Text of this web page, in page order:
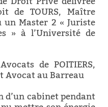
de TOURS, Maître
un Master 2 « Juriste
» à l’Université de
de POITIERS,
Avocat au Barreau
d’un cabinet pendant